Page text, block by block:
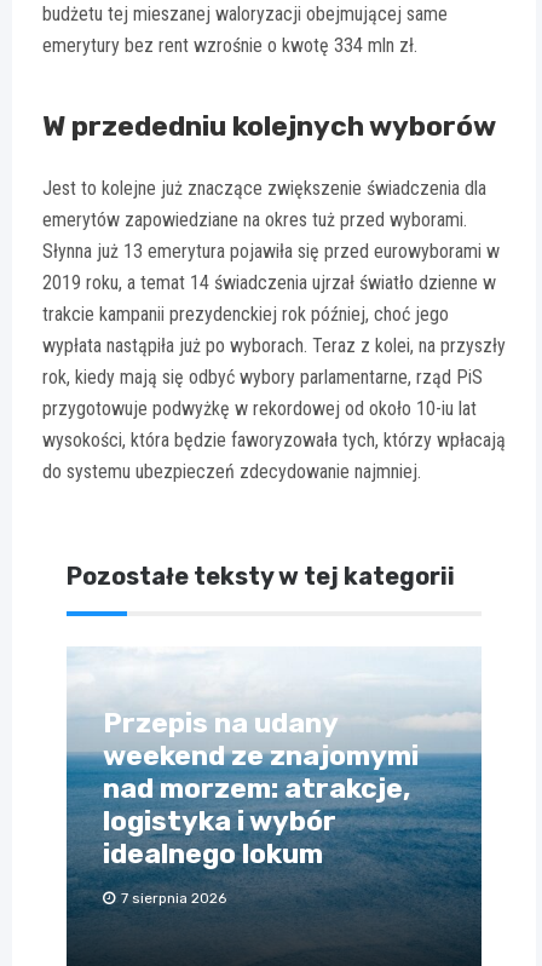
budżetu tej mieszanej waloryzacji obejmującej same
emerytury bez rent wzrośnie o kwotę 334 mln zł.
W przededniu kolejnych wyborów
Jest to kolejne już znaczące zwiększenie świadczenia dla
emerytów zapowiedziane na okres tuż przed wyborami.
Słynna już 13 emerytura pojawiła się przed eurowyborami w
2019 roku, a temat 14 świadczenia ujrzał światło dzienne w
trakcie kampanii prezydenckiej rok później, choć jego
wypłata nastąpiła już po wyborach. Teraz z kolei, na przyszły
rok, kiedy mają się odbyć wybory parlamentarne, rząd PiS
przygotowuje podwyżkę w rekordowej od około 10-iu lat
wysokości, która będzie faworyzowała tych, którzy wpłacają
do systemu ubezpieczeń zdecydowanie najmniej.
Pozostałe teksty w tej kategorii
Przepis na udany
weekend ze znajomymi
nad morzem: atrakcje,
logistyka i wybór
idealnego lokum
7 sierpnia 2026